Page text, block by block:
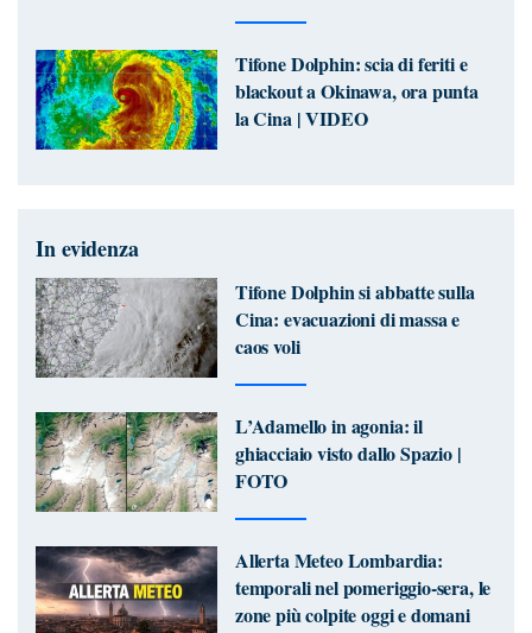
Tifone Dolphin: scia di feriti e
blackout a Okinawa, ora punta
la Cina | VIDEO
In evidenza
Tifone Dolphin si abbatte sulla
Cina: evacuazioni di massa e
caos voli
L’Adamello in agonia: il
ghiacciaio visto dallo Spazio |
FOTO
Allerta Meteo Lombardia:
temporali nel pomeriggio-sera, le
zone più colpite oggi e domani